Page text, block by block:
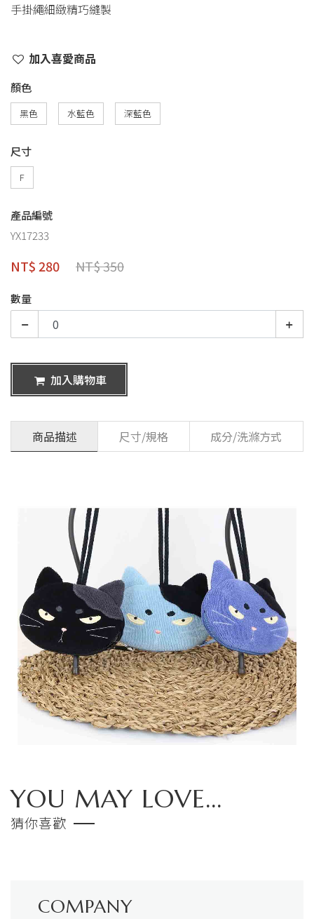
手掛繩細緻精巧縫製
加入喜愛商品
顏色
黑色 水藍色 深藍色
尺寸
F
產品編號
YX17233
NT$ 280 NT$ 350
數量
加入購物車
商品描述 尺寸/規格 成分/洗滌方式
YOU MAY LOVE...
猜你喜歡
COMPANY